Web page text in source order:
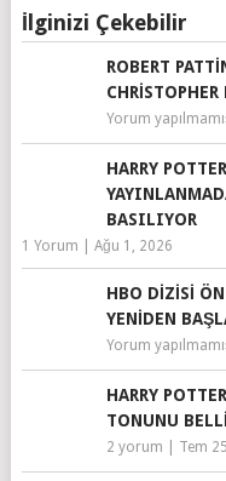
İlginizi Çekebilir
ROBERT
Yorum
HARRY
BASILIYOR
1 Yorum Ağu 1, 2026
HBO DIZISI
YENIDEN
Yorum
HARRY
TONUNU
2 yorum Tem